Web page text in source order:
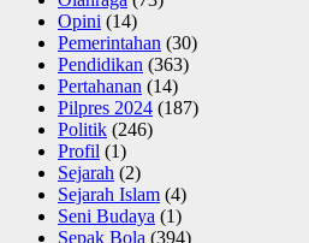
Opini (14)
Pemerintahan (30)
Pendidikan (363)
Pertahanan (14)
Pilpres 2024 (187)
Politik (246)
Profil (1)
Sejarah (2)
Sejarah Islam (4)
Seni Budaya (1)
Sepak Bola (394)